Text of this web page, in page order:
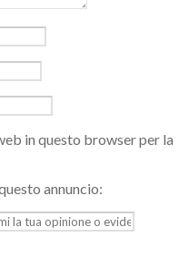
in questo browser per la
annuncio: